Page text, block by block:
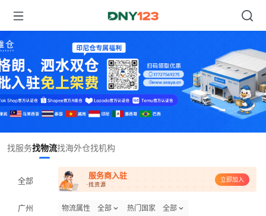
找服务找物流找海外仓找机构
全部
广州
服务商入驻
·找资源
立即加入
物流属性 全部 热门国家 全部